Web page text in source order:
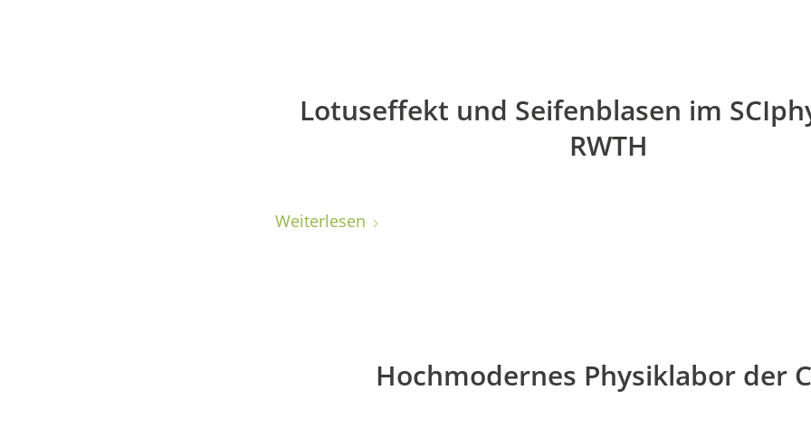
Lotuseffekt und Seifenblasen im
RWTH
Weiterlesen
Hochmodernes Physiklabor der